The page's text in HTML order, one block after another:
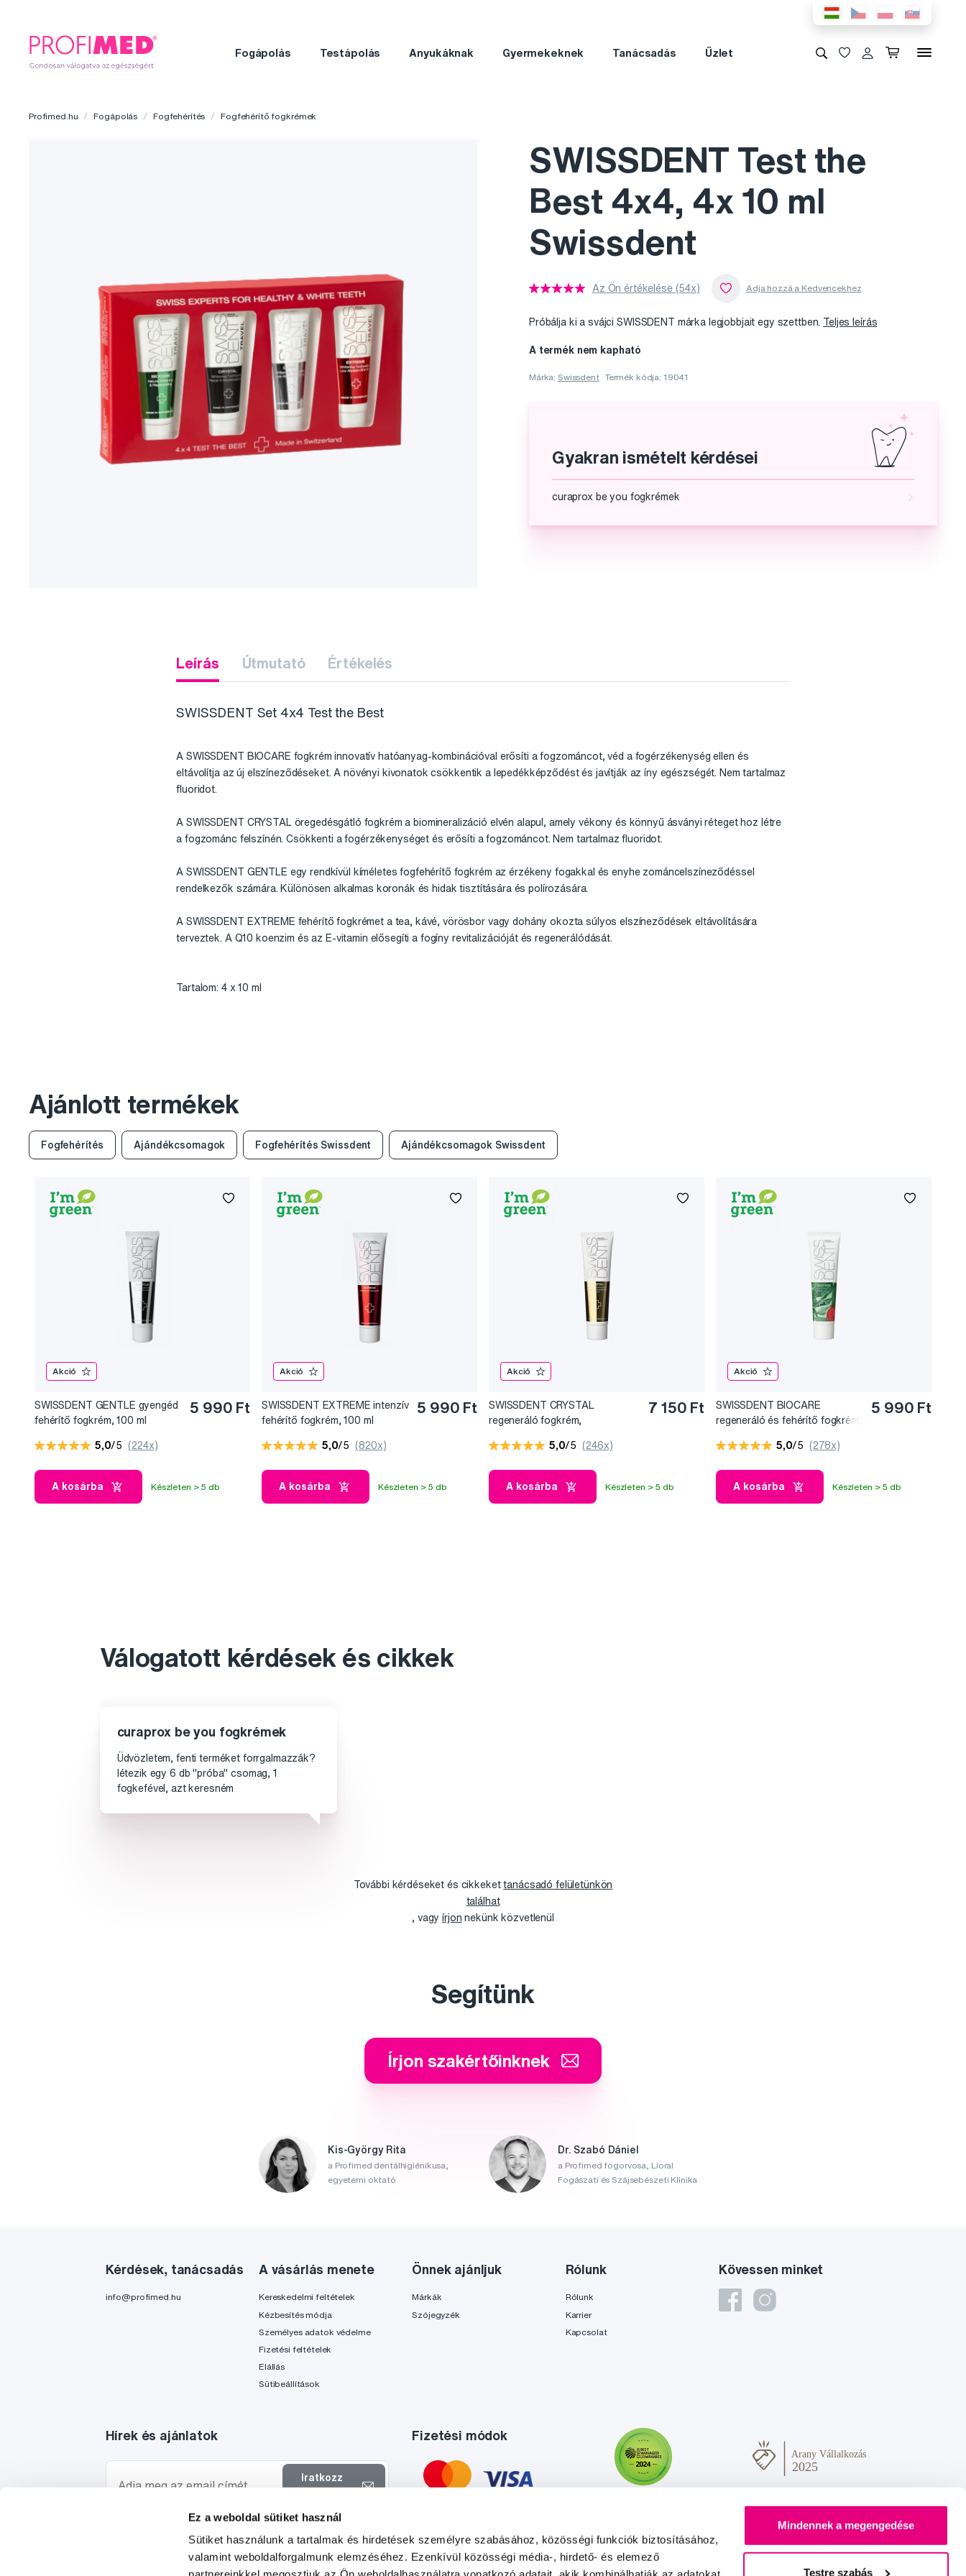
Ez a weboldal sütiket használ
Sütiket használunk a tartalmak és hirdetések személyre szabásához, közösségi funkciók biztosításához,
valamint weboldalforgalmunk elemzéséhez. Ezenkívül közösségi média-, hirdető- és elemező
Mindennek a megengedése
Testre szabás
Fogápolás Testápolás Anyukáknak Gyermekeknek Tanácsadás Üzlet
Profimed.hu Fogápolás Fogfehérítés Fogfehérítő fogkrémek
SWISSDENT Test the
Best 4x4, 4x 10 ml
Swissdent
Az Ön értékelése (54x)
Próbálja ki a svájci SWISSDENT márka legjobbjait egy szettben. Teljes leírás
A termék nem kapható
Márka:Swissdent Termék kódja: 19041
Gyakran ismételt kérdései
curaprox be you fogkrémek
Leírás Útmutató Értékelés
SWISSDENT Set 4x4 Test the Best
A SWISSDENT BIOCARE fogkrém innovatív hatóanyag-kombinációval erősíti a fogzománcot, véd a fogérzékenység ellen és
eltávolítja az új elszíneződéseket. A növényi kivonatok csökkentik a lepedékképződést és javítják az íny egészségét. Nem tartalmaz
fluoridot.
A SWISSDENT CRYSTAL öregedésgátló fogkrém a biomineralizáció elvén alapul, amely vékony és könnyű ásványi réteget hoz létre
a fogzománc felszínén. Csökkenti a fogérzékenységet és erősíti a fogzománcot. Nem tartalmaz fluoridot.
A SWISSDENT GENTLE egy rendkívül kíméletes fogfehérítő fogkrém az érzékeny fogakkal és enyhe zománcelszíneződéssel
rendelkezők számára. Különösen alkalmas koronák és hidak tisztítására és polírozására.
A SWISSDENT EXTREME fehérítő fogkrémet a tea, kávé, vörösbor vagy dohány okozta súlyos elszíneződések eltávolítására
terveztek. A Q10 koenzim és az E-vitamin elősegíti a fogíny revitalizációját és regenerálódását.
Tartalom: 4 x 10 ml
Ajánlott termékek
Fogfehérítés Ajándékcsomagok Fogfehérítés Swissdent Ajándékcsomagok Swissdent
Akció
SWISSDENT GENTLE gyengéd
fehérítő fogkrém, 100 ml
5 990 Ft
5,0/5 (224x)
A kosárba Készleten > 5 db
Akció
SWISSDENT EXTREME intenzív
fehérítő fogkrém, 100 ml
5 990 Ft
5,0/5 (820x)
A kosárba Készleten > 5 db
Akció
SWISSDENT CRYSTAL
regeneráló fogkrém,
7 150 Ft
5,0/5 (246x)
A kosárba Készleten > 5 db
Akció
SWISSDENT BIOCARE
regeneráló és fehérítő fogkrém,
5 990 Ft
5,0/5 (278x)
A kosárba Készleten > 5 db
Válogatott kérdések és cikkek
curaprox be you fogkrémek
Üdvözletem, fenti terméket forrgalmazzák?
létezik egy 6 db "próba" csomag, 1
fogkefével, azt keresném
További kérdéseket és cikkekettanácsadó felületünkön
találhat
, vagyírjon nekünk közvetlenül
Segítünk
Írjon szakértőinknek
Kis-György Rita
a Profimed dentálhigiénikusa,
egyetemi oktató
Dr. Szabó Dániel
a Profimed fogorvosa, Lioral
Fogászati és Szájsebészeti Klinika
Kövessen minket
Kérdések, tanácsadás
info@profimed.hu
A vásárlás menete
Kereskedelmi feltételek
Kézbesítés módja
Személyes adatok védelme
Fizetési feltételek
Elállás
Sütibeállítások
Önnek ajánljuk
Márkák
Szójegyzék
Rólunk
Rólunk
Karrier
Kapcsolat
Hírek és ajánlatok
Iratkozz
Szeretnék tájékoztatást kapni a hírekről és ajánlatokról és
egyetértek a személyes
adataim feldolgozásával
Fizetési módok